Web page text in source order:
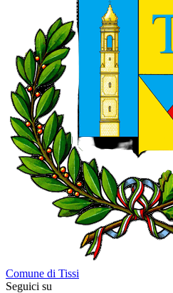
Comune di Tissi
Seguici su